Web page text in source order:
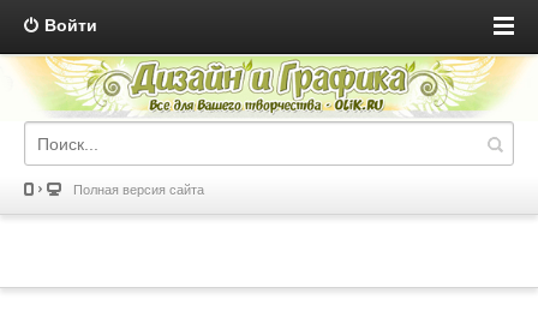
Войти
Полная версия сайта